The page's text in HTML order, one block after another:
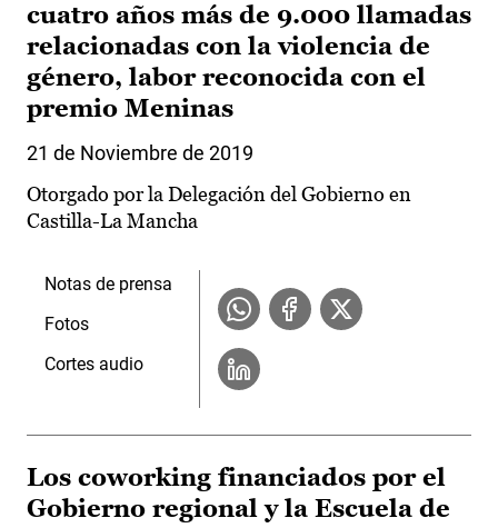
cuatro años más de 9.000 llamadas
relacionadas con la violencia de
género, labor reconocida con el
premio Meninas
21 de Noviembre de 2019
Otorgado por la Delegación del Gobierno en
Castilla-La Mancha
Notas de prensa
Fotos
Cortes audio
Los coworking financiados por el
Gobierno regional y la Escuela de